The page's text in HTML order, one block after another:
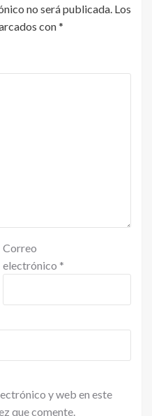
no será publicada. Los
con*
Correo
electrónico *
y web en este
que comente.